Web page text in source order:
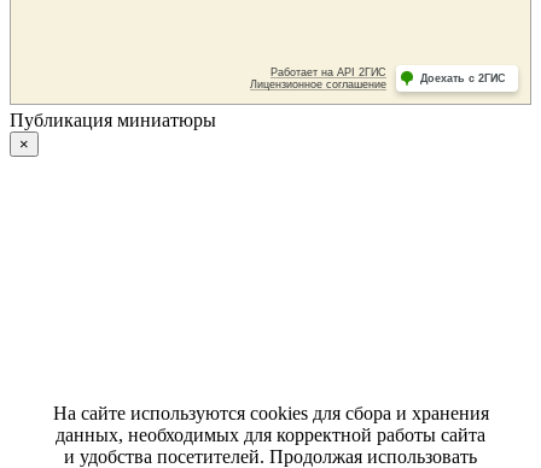
Публикация миниатюры
×
На сайте используются cookies для сбора и хранения
данных, необходимых для корректной работы сайта
и удобства посетителей. Продолжая использовать